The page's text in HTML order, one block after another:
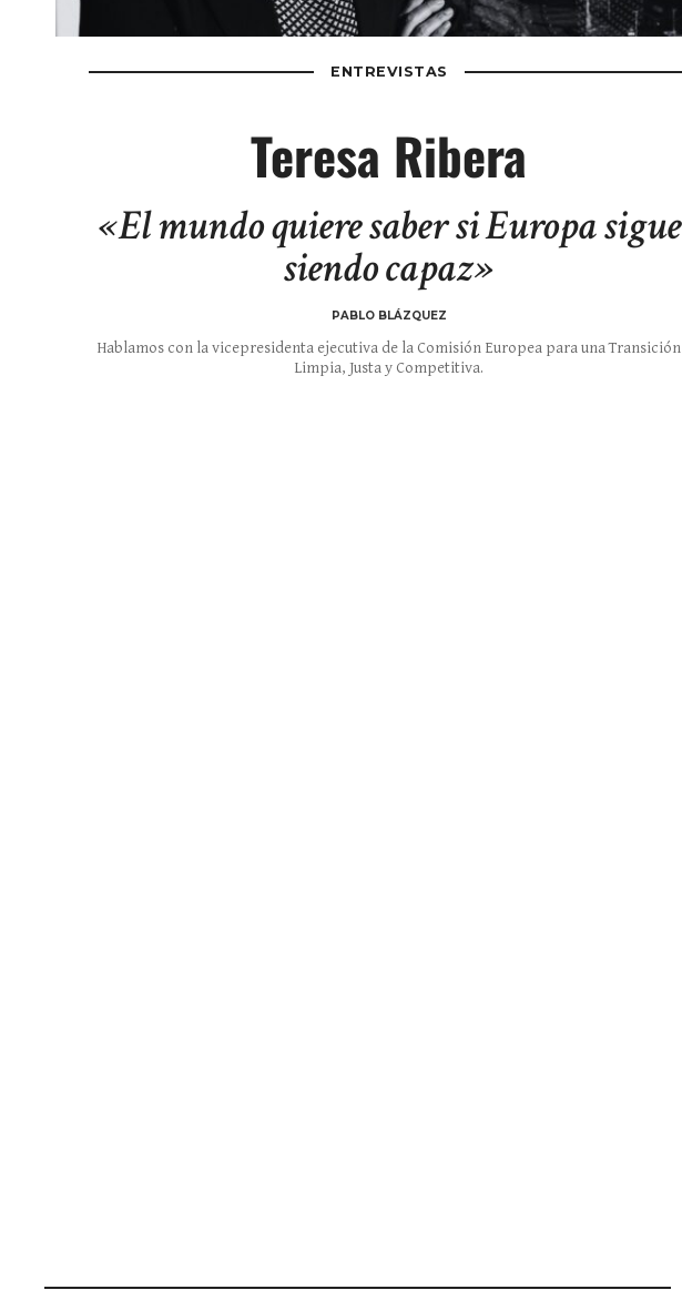
ENTREVISTAS
Teresa Ribera
«El mundo quiere saber si Europa sigue
siendo capaz»
PABLO BLÁZQUEZ
Hablamos con la vicepresidenta ejecutiva de la Comisión Europea para una Transición
Limpia, Justa y Competitiva.